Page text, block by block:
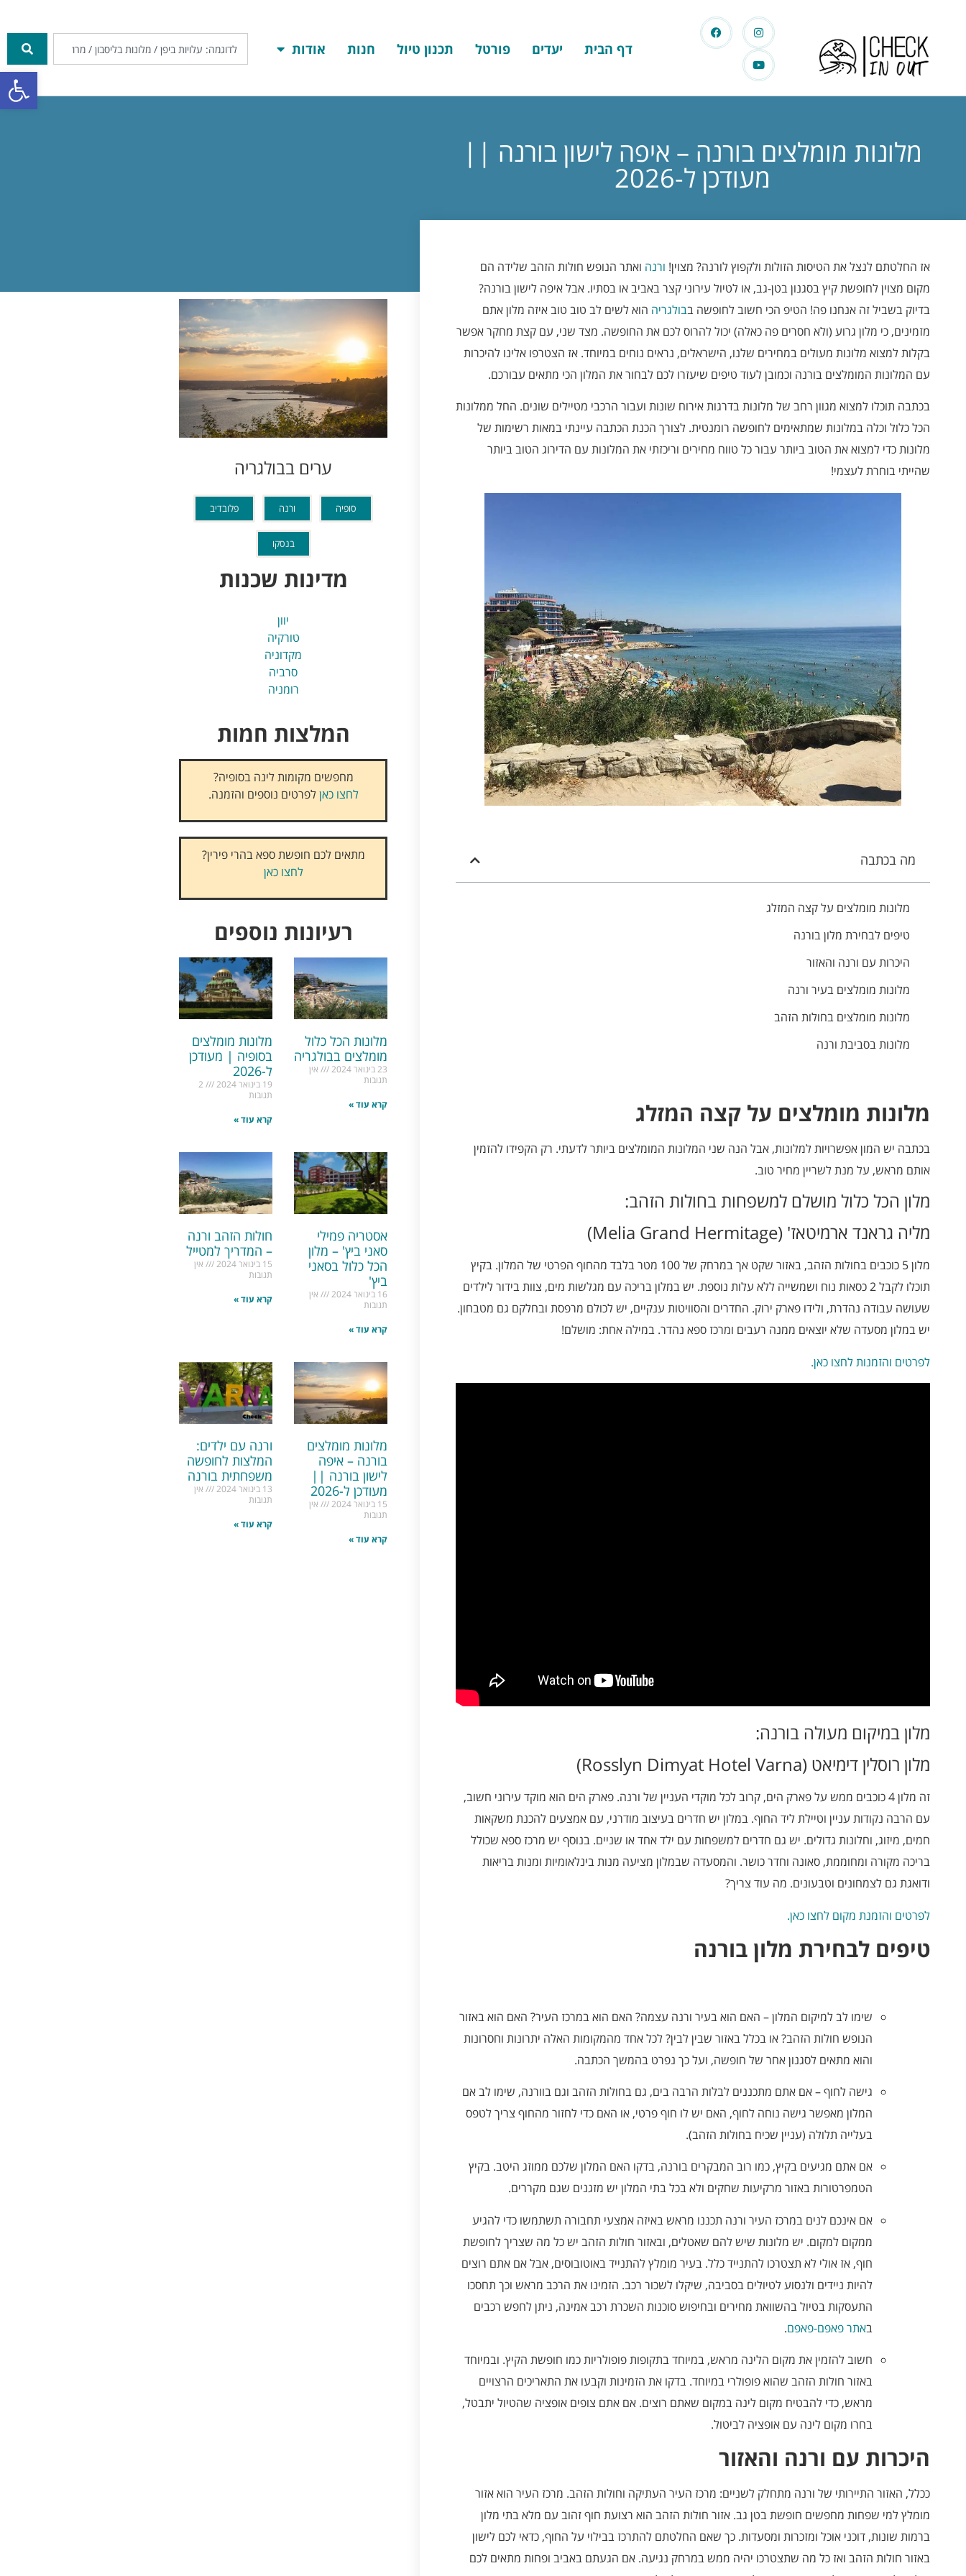
פתח
דף הבית יעדים פורטל תכנון טיול חנות אודות
מלונות מומלצים בורנה – איפה לישון בורנה ||
מעודכן ל-2026
אז החלטתם לנצל את הטיסות הזולות ולקפוץ לורנה? מצוין! ורנה ואתר הנופש חולות הזהב שלידה הם
מקום מצוין לחופשת קיץ בסגנון בטן-גב, או לטיול עירוני קצר באביב או בסתיו. אבל איפה לישון בורנה?
בדיוק בשביל זה אנחנו פה! הטיפ הכי חשוב לחופשה בבולגריה הוא לשים לב טוב טוב איזה מלון אתם
מזמינים, כי מלון גרוע (ולא חסרים פה כאלה) יכול להרוס לכם את החופשה. מצד שני, עם קצת מחקר אפשר
בקלות למצוא מלונות מעולים במחירים שלנו, הישראלים, נראים נוחים במיוחד. אז הצטרפו אלינו להיכרות
עם המלונות המומלצים בורנה וכמובן לעוד טיפים שיעזרו לכם לבחור את המלון הכי מתאים עבורכם.
בכתבה תוכלו למצוא מגוון רחב של מלונות בדרגות אירוח שונות ועבור הרכבי מטיילים שונים. החל ממלונות
הכל כלול וכלה במלונות שמתאימים לחופשה רומנטית. לצורך הכנת הכתבה עיינתי במאות רשימות של
מלונות כדי למצוא את הטוב ביותר עבור כל טווח מחירים וריכזתי את המלונות עם הדירוג הטוב ביותר
שהייתי בוחרת לעצמי!
מה בכתבה
מלונות מומלצים על קצה המזלג
טיפים לבחירת מלון בורנה
היכרות עם ורנה והאזור
מלונות מומלצים בעיר ורנה
מלונות מומלצים בחולות הזהב
מלונות בסביבת ורנה
מלונות מומלצים על קצה המזלג
בכתבה יש המון אפשרויות למלונות, אבל הנה שני המלונות המומלצים ביותר לדעתי. רק הקפידו להזמין
אותם מראש, על מנת לשריין מחיר טוב.
מלון הכל כלול מושלם למשפחות בחולות הזהב:
מליה גראנד ארמיטאז' (Melia Grand Hermitage)
מלון 5 כוכבים בחולות הזהב, באזור שקט אך במרחק של 100 מטר בלבד מהחוף הפרטי של המלון. בקיץ
תוכלו לקבל 2 כסאות נוח ושמשייה ללא עלות נוספת. יש במלון בריכה עם מגלשות מים, צוות בידור לילדים
שעושה עבודה נהדרת, ולידו פארק ירוק. החדרים והסוויטות ענקיים, יש לכולם מרפסת ובחלקם גם מטבחון.
יש במלון מסעדה שלא יוצאים ממנה רעבים ומרכז ספא נהדר. במילה אחת: מושלם!
לפרטים והזמנות לחצו כאן.
מלון במיקום מעולה בורנה:
מלון רוסלין דימיאט (Rosslyn Dimyat Hotel Varna)
זה מלון 4 כוכבים ממש על פארק הים, קרוב לכל מוקדי העניין של ורנה. פארק הים הוא מוקד עירוני חשוב,
עם הרבה נקודות עניין וטיילת ליד החוף. במלון יש חדרים בעיצוב מודרני, עם אמצעים להכנת משקאות
חמים, מיזוג, וחלונות גדולים. יש גם חדרים למשפחות עם ילד אחד או שניים. בנוסף יש מרכז ספא שכולל
בריכה מקורה ומחוממת, סאונה וחדר כושר. והמסעדה שבמלון מציעה מנות בינלאומיות ומנות בריאות
ודואגת גם לצמחונים וטבעונים. מה עוד צריך?
לפרטים והזמנת מקום לחצו כאן.
טיפים לבחירת מלון בורנה
שימו לב למיקום המלון – האם הוא בעיר ורנה עצמה? האם הוא במרכז העיר? האם הוא באזור
הנופש חולות הזהב? או בכלל באזור שבין לבין? לכל אחד מהמקומות האלה יתרונות וחסרונות
והוא מתאים לסגנון אחר של חופשה, ועל כך נפרט בהמשך הכתבה.
גישה לחוף – אם אתם מתכננים לבלות הרבה בים, גם בחולות הזהב וגם בוורנה, שימו לב אם
המלון מאפשר גישה נוחה לחוף, האם יש לו חוף פרטי, או האם כדי לחזור מהחוף צריך לטפס
בעלייה תלולה (עניין שכיח בחולות הזהב).
אם אתם מגיעים בקיץ, כמו רוב המבקרים בורנה, בדקו האם המלון שלכם ממוזג היטב. בקיץ
הטמפרטורות באזור מרקיעות שחקים ולא בכל בתי המלון יש מזגנים שגם מקררים.
אם אינכם לנים במרכז העיר ורנה תכננו מראש באיזה אמצעי תחבורה תשתמשו כדי להגיע
ממקום למקום. יש מלונות שיש להם שאטלים, ובאזור חולות הזהב יש כל מה שצריך לחופשת
חוף, אז אולי לא תצטרכו להתנייד כלל. בעיר מומלץ להתנייד באוטובוסים, אבל אם אתם רוצים
להיות ניידים ולנסוע לטיולים בסביבה, שיקלו לשכור רכב. הזמינו את הרכב מראש וכך תחסכו
התעסקות בטיול בהשוואת מחירים ובחיפוש סוכנות השכרת רכב אמינה, ניתן לחפש רכבים
באתר פאפם-פאפם.
חשוב להזמין את מקום הלינה מראש, במיוחד בתקופות פופולריות כמו חופשת הקיץ. ובמיוחד
באזור חולות הזהב שהוא פופולרי במיוחד. בדקו את הזמינות וקבעו את התאריכים הרצויים
מראש, כדי להבטיח מקום לינה במקום שאתם רוצים. אם אתם צופים אופציה שהטיול יתבטל,
בחרו מקום לינה עם אופציה לביטול.
היכרות עם ורנה והאזור
ככלל, האזור התיירותי של ורנה מתחלק לשניים: מרכז העיר העתיקה וחולות הזהב. מרכז העיר הוא אזור
מומלץ למי שפחות מחפשים חופשת בטן גב. אזור חולות הזהב הוא רצועת חוף זהוב עם מלא בתי מלון
ברמות שונות, דוכני אוכל ומזכרות ומסעדות. כך שאם החלטתם להתרכז בבילוי על החוף, כדאי לכם לישון
באזור חולות הזהב ואז כל מה שתצטרכו יהיה ממש במרחק נגיעה. אם הגעתם באביב ופחות מתאים לכם
ערים בבולגריה
סופיה ורנה פלובדיב
בנסקו
מדינות שכנות
יוון
טורקיה
מקדוניה
סרביה
רומניה
המלצות חמות
מחפשים מקומות לינה בסופיה?
לחצו כאןלפרטים נוספים והזמנה.
מתאים לכם חופשת ספא בהרי פירין?
לחצו כאן
רעיונות נוספים
מלונות הכל כלול
מומלצים בבולגריה
23 בינואר 2024
אין
תגובות
קרא עוד »
מלונות מומלצים
בסופיה | מעודכן
ל-2026
19 בינואר 2024
2
תגובות
קרא עוד »
אסטריה פמילי
סאני ביץ' – מלון
הכל כלול בסאני
ביץ'
16 בינואר 2024
אין
תגובות
קרא עוד »
חולות הזהב ורנה
– המדריך למטייל
15 בינואר 2024
אין
תגובות
קרא עוד »
מלונות מומלצים
בורנה – איפה
לישון בורנה ||
מעודכן ל-2026
15 בינואר 2024
אין
תגובות
קרא עוד »
ורנה עם ילדים:
המלצות לחופשה
משפחתית בורנה
13 בינואר 2024
אין
תגובות
קרא עוד »